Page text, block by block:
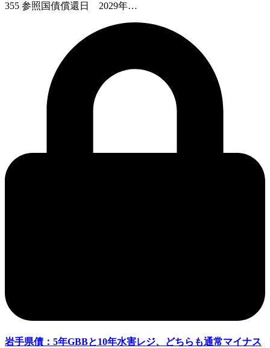
355 参照国債償還日 2029年…
岩手県債：5年GBBと10年水害レジ、どちらも通常マイナス